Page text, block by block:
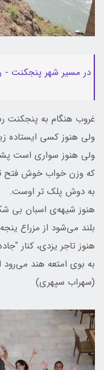
در مسیر شهر پنجکنت -
غروب هنگام به پنجکنت
ولی هنوز کسی ایستاده
ولی هنوز سواری است
که وزن خواب خوش فتح
به دوش پلک تر اوست.
هنوز شیهه‌ی اسبان بی
بلند می‌شود از مزراع
هنوز تاجر یزدی، کنار
به بوی امتعه هند
(سهراب سپهری)